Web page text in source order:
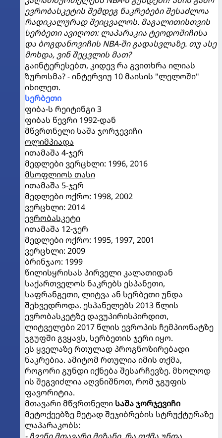
ევრობასკეტის შემდეგ ნაკრებები შესაძლოა
რადიკალურად შეიცვალოს. მაგალითისთვის
სერბეთი ავიღოთ: ლაპარაკია ტეოდოშიჩისა
და ბოგდანოვიჩის NBA-ში გადასვლაზე. თუ ასე
მოხდა, ვინ შეცვლის მათ?
გაინტერესებთ, კიდევ რა გვითხრა ილიას
ზუროსმა? - ინტერვიუ 10 მაისის "ლელოში"
იხილეთ.
სერბეთი
ფიბა-ს რეიტინგი 3
ფიბას წევრი 1992-დან
მწვრთნელი საშა ჯორჯევიჩი
ოლიმპიადა
ითამაშა 4-ჯერ
მედლები ვერცხლი: 1996, 2016
მსოფლიოს თასი
ითამაშა 5-ჯერ
მედლები ოქრო: 1998, 2002
ვერცხლი: 2014
ევრობასკეტი
ითამაშა 12-ჯერ
მედლები ოქრო: 1995, 1997, 2001
ვერცხლი: 2009
ბრინჯაო: 1999
წილისყრისას პირველი კალათიდან
საქართველოს ნაკრებს ესპანეთი,
საფრანგეთი, ლიტვა ან სერბეთი უნდა
შეხვედროდა. ესპანელებს 2013 წლის
ევრობასკეტზე დავუპირისპირდით,
ლიტველები 2017 წლის ევროპის ჩემპიონატზე
ჯგუფში გვყავს, სერბეთის ჯერი იყო.
ეს ყველაზე რთულად პროგნოზირებადი
ნაკრებია. ამიტომ რთულია იმის თქმა,
როგორი გუნდი იქნება შესარჩევზე. მხოლოდ
ის შეგვიძლია აღვნიშნოთ, რომ ჯგუფის
ფავორიტია.
მთავარი მწვრთნელი საშა ჯორჯევიჩი
მეტოქეებზე მეტად შეჯიბრების სტრუქტურაზე
ლაპარაკობს: